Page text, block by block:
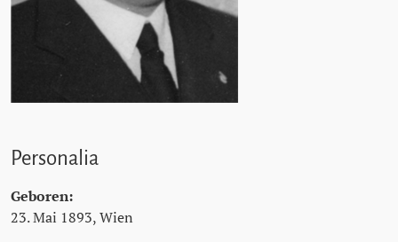
Personalia
Geboren:
23. Mai 1893, Wien